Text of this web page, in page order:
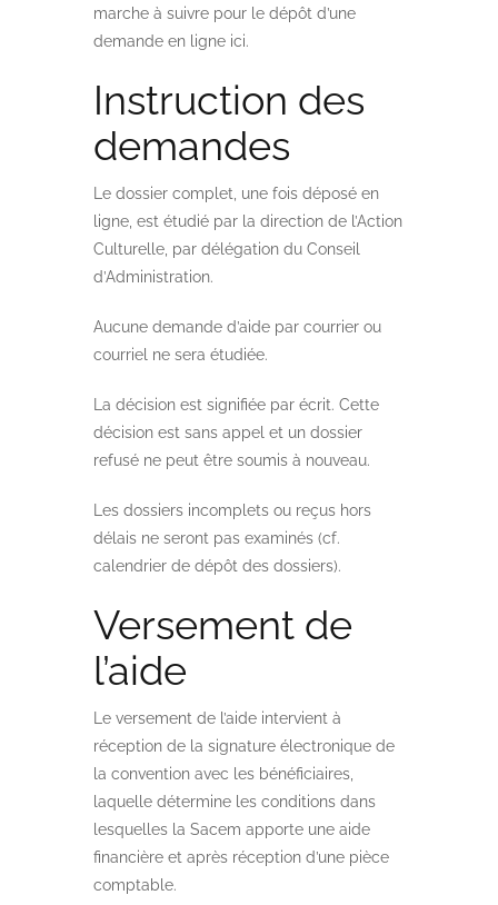
marche à suivre pour le dépôt d’une
demande en ligne ici.
Instruction des
demandes
Le dossier complet, une fois déposé en
ligne, est étudié par la direction de l’Action
Culturelle, par délégation du Conseil
d’Administration.
Aucune demande d’aide par courrier ou
courriel ne sera étudiée.
La décision est signifiée par écrit. Cette
décision est sans appel et un dossier
refusé ne peut être soumis à nouveau.
Les dossiers incomplets ou reçus hors
délais ne seront pas examinés (cf.
calendrier de dépôt des dossiers).
Versement de
l’aide
Le versement de l’aide intervient à
réception de la signature électronique de
la convention avec les bénéficiaires,
laquelle détermine les conditions dans
lesquelles la Sacem apporte une aide
financière et après réception d’une pièce
comptable.